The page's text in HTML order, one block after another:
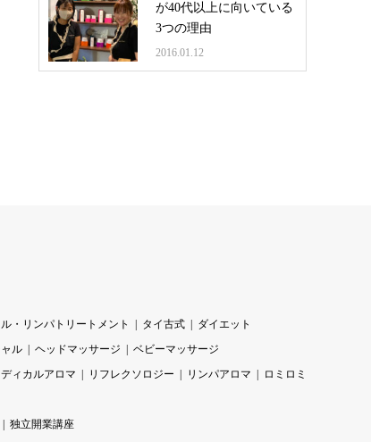
が40代以上に向いている
3つの理由
2016.01.12
・リンパトリートメント タイ古式
ダイエット
ル ヘッドマッサージ
ベビーマッサージ
ディカルアロマ リフレクソロジー リンパアロマ
ロミロミ
独立開業講座